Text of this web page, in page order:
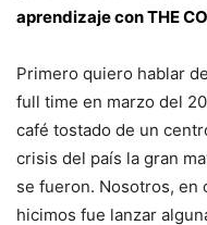
aprendizaje con THE
Primero quiero hablar
full time en marzo del
café tostado de un
crisis del país la gran
se fueron. Nosotros, en
hicimos fue lanzar